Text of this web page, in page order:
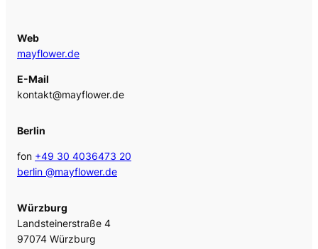
Web
mayflower.de
E-Mail
kontakt@mayflower.de
Berlin
fon +49 30 4036473 20
berlin @mayflower.de
Würzburg
Landsteinerstraße 4
97074 Würzburg